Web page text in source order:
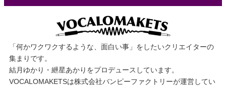
「何かワクワクするような、面白い事」をしたいクリエイターの
集まりです。
結月ゆかり・紲星あかりをプロデュースしています。
VOCALOMAKETSは株式会社バンピーファクトリーが運営してい